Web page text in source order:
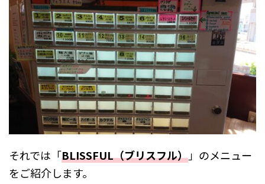
それでは「BLISSFUL（ブリスフル）」のメニュー
をご紹介します。